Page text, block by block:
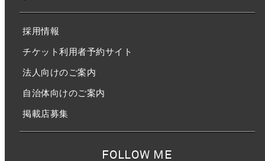
採用情報
チケット利用者予約サイト
法人向けのご案内
自治体向けのご案内
掲載店募集
FOLLOW ME